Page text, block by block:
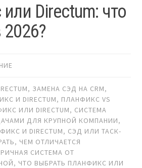
Directum: что
, ЗАМЕНА СЭД НА CRM,
И DIRECTUM, ПЛАНФИКС VS
ИЛИ DIRECTUM, СИСТЕМА
ДЛЯ КРУПНОЙ КОМПАНИИ,
И DIRECTUM, СЭД ИЛИ ТАСК-
, ЧЕМ ОТЛИЧАЕТСЯ
СИСТЕМА ОТ
, ЧТО ВЫБРАТЬ ПЛАНФИКС ИЛИ